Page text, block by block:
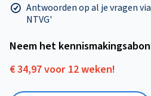
Antwoorden op al je vragen
NTVG'
Neem het
€ 34,97 voor 12 weken!